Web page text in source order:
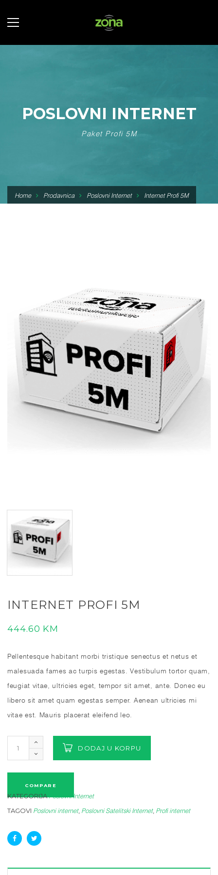
POSLOVNI INTERNET
Paket Profi 5M
Home Prodavnica Poslovni Internet Internet Profi 5M
INTERNET PROFI 5M
444.60 KM
Pellentesque habitant morbi tristique senectus et netus et
malesuada fames ac turpis egestas. Vestibulum tortor quam,
feugiat vitae, ultricies eget, tempor sit amet, ante. Donec eu
libero sit amet quam egestas semper. Aenean ultricies mi
vitae est. Mauris placerat eleifend leo.
DODAJ U KORPU
COMPARE
KATEGORIJA Poslovni Internet
TAGOVI Poslovni internet, Poslovni Satelitski Internet, Profi internet